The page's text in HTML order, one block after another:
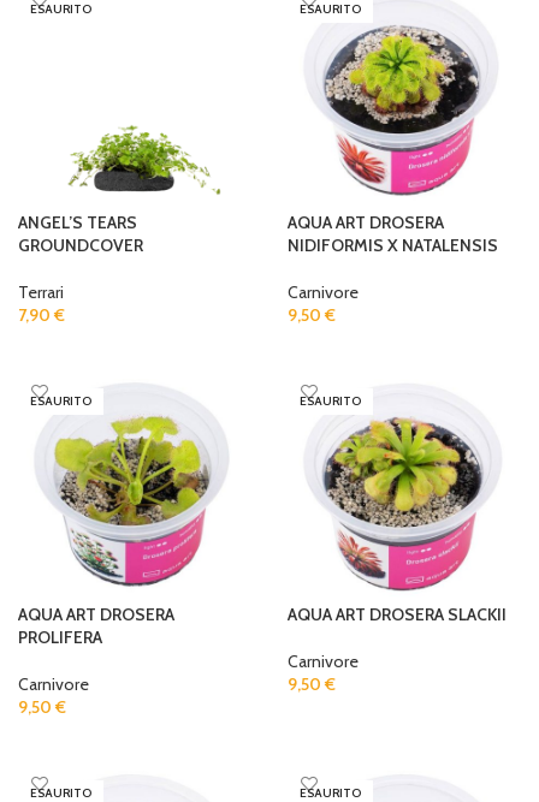
ESAURITO
ANGEL’S TEARS
GROUNDCOVER
Terrari
7,90 €
ESAURITO
AQUA ART DROSERA
NIDIFORMIS X NATALENSIS
Carnivore
9,50 €
ESAURITO
AQUA ART DROSERA
PROLIFERA
Carnivore
9,50 €
ESAURITO
AQUA ART DROSERA SLACKII
Carnivore
9,50 €
ESAURITO ESAURITO